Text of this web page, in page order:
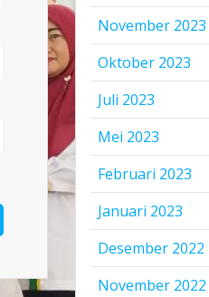
November 2023
Oktober 2023
Juli 2023
Mei 2023
Februari 2023
Januari 2023
Desember 2022
November 2022